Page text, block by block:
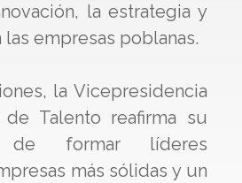
la estrategia y
empresas poblanas.
la Vicepresidencia
Talento reafirma su
de formar líderes
más sólidas y un